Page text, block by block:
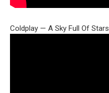
Coldplay — A Sky Full Of Stars